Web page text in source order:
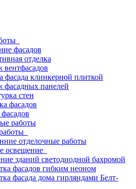
фасадов
отделка
фасада клинкерной плиткой
фасадных панелей
стен
фасадов
работы
отделочные работы
освещение
зданий светодиодной бахромой
фасадов гибким неоном
фасада дома гирляндами Белт-